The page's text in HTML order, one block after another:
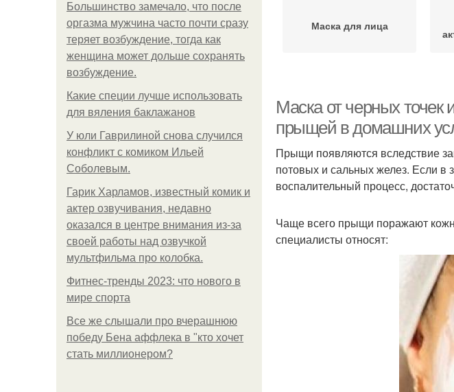
Большинство замечало, что после
оргазма мужчина часто почти сразу
теряет возбуждение, тогда как
женщина может дольше сохранять
возбуждение.
Какие специи лучше использовать
для вяления баклажанов
У юли Гаврилиной снова случился
конфликт с комиком Ильей
Соболевым.
Гарик Харламов, известный комик и
актер озвучивания, недавно
оказался в центре внимания из-за
своей работы над озвучкой
мультфильма про колобка.
Фитнес-тренды 2023: что нового в
мире спорта
Все же слышали про вчерашнюю
победу Бена аффлека в "кто хочет
стать миллионером?
Маска для лица
Маски от чёрных
Домашние маски
Маска от черных точек
прыщей в домашних
Прыщи появляются вследствие
потовых и сальных желез. Если в
воспалительный процесс,
Чаще всего прыщи поражают
специалисты относят: